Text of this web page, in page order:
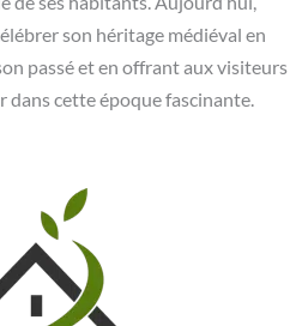
son héritage médiéval en
passé et en offrant aux visiteurs
dans cette époque fascinante.